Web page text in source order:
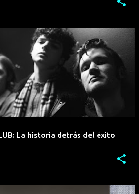
La historia detrás del éxito